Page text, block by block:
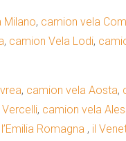
Milano, camion vela
, camion Vela Lodi,
, camion vela Aosta,
, camion vela
l’Emilia Romagna , il